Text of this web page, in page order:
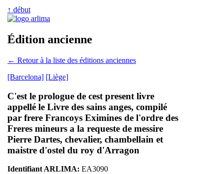
↑ début
Édition ancienne
← Retour à la liste des éditions anciennes
[Barcelona] [Liège]
C'est le prologue de cest present livre
appellé le Livre des sains anges, compilé
par frere Francoys Eximines de l'ordre des
Freres mineurs a la requeste de messire
Pierre Dartes, chevalier, chambellain et
maistre d'ostel du roy d'Arragon
Identifiant ARLIMA: EA3090